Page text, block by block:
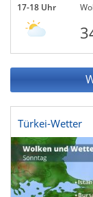
17-18 Uhr
Türkei-Wetter